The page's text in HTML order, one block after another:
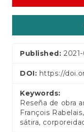
Published:
DOI: https://
Keywords:
Reseña de obra
François
sátira,